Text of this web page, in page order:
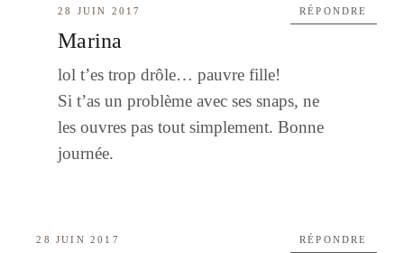
28 JUIN 2017
Marina
lol t’es trop drôle… pauvre fille!
Si t’as un problème avec ses snaps, ne
les ouvres pas tout simplement. Bonne
journée.
RÉPONDRE
28 JUIN 2017 RÉPONDRE